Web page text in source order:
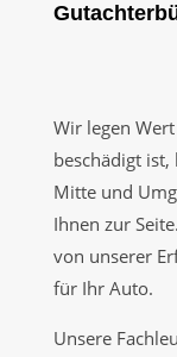
Wir legen
beschädigt
Mitte und
Ihnen zur
von unserer
für Ihr Auto.
Unsere